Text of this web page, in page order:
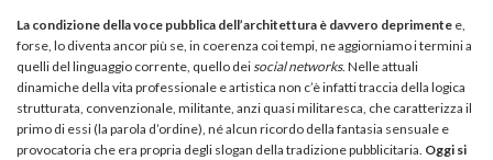
La condizione della voce pubblica dell’architettura è davvero deprimente e,
forse, lo diventa ancor più se, in coerenza coi tempi, ne aggiorniamo i termini a
quelli del linguaggio corrente, quello dei social networks. Nelle attuali
dinamiche della vita professionale e artistica non c’è infatti traccia della logica
strutturata, convenzionale, militante, anzi quasi militaresca, che caratterizza il
primo di essi (la parola d’ordine), né alcun ricordo della fantasia sensuale e
provocatoria che era propria degli slogan della tradizione pubblicitaria. Oggi si